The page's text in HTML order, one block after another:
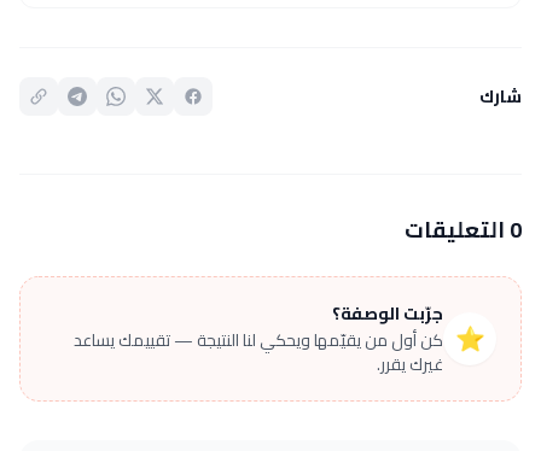
شارك
0 التعليقات
⭐
جرّبت الوصفة؟
كن أول من يقيّمها ويحكي لنا النتيجة — تقييمك يساعد
غيرك يقرر.